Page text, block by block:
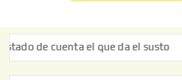
cuenta el que da el susto